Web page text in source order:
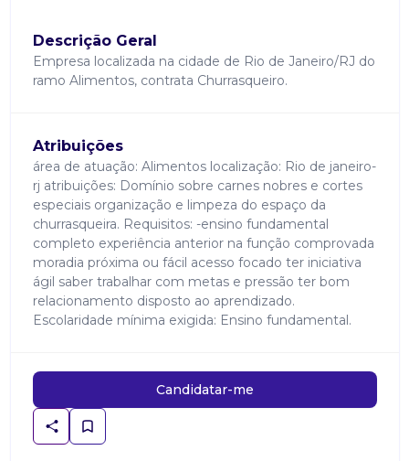
Descrição Geral
Empresa localizada na cidade de Rio de Janeiro/RJ do
ramo Alimentos, contrata Churrasqueiro.
Atribuições
área de atuação: Alimentos localização: Rio de janeiro-
rj atribuições: Domínio sobre carnes nobres e cortes
especiais organização e limpeza do espaço da
churrasqueira. Requisitos: -ensino fundamental
completo experiência anterior na função comprovada
moradia próxima ou fácil acesso focado ter iniciativa
ágil saber trabalhar com metas e pressão ter bom
relacionamento disposto ao aprendizado.
Escolaridade mínima exigida: Ensino fundamental.
Candidatar-me